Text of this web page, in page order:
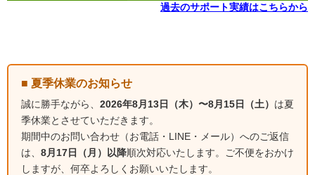
過去のサポート実績はこちらから
■ 夏季休業のお知らせ
誠に勝手ながら、 2026年8月13日（木）〜8月15日（土） は夏
季休業とさせていただきます。
期間中のお問い合わせ（お電話・LINE・メール）へのご返信
は、 8月17日（月）以降順次対応いたします。ご不便をおかけ
しますが、何卒よろしくお願いいたします。